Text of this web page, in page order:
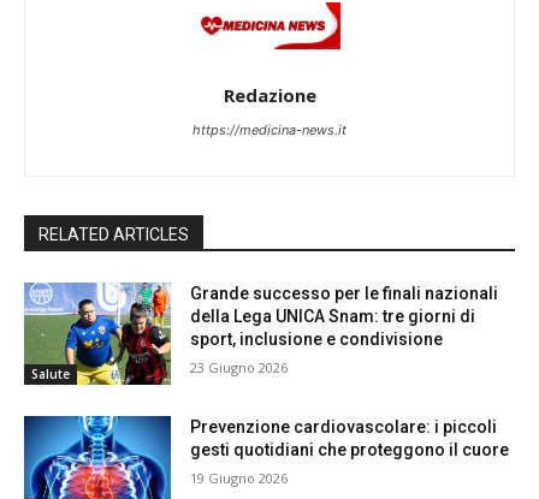
Redazione
https://medicina-news.it
RELATED ARTICLES
Salute
Grande successo per le finali nazionali
della Lega UNICA Snam: tre giorni di
sport, inclusione e condivisione
23 Giugno 2026
Prevenzione cardiovascolare: i piccoli
gesti quotidiani che proteggono il cuore
19 Giugno 2026